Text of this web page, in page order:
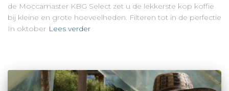
de Moccamaster KBG Select zet u de lekkerste kop koffie
bij kleine en grote hoeveelheden. Filteren tot in de perfectie
In oktober Lees verder